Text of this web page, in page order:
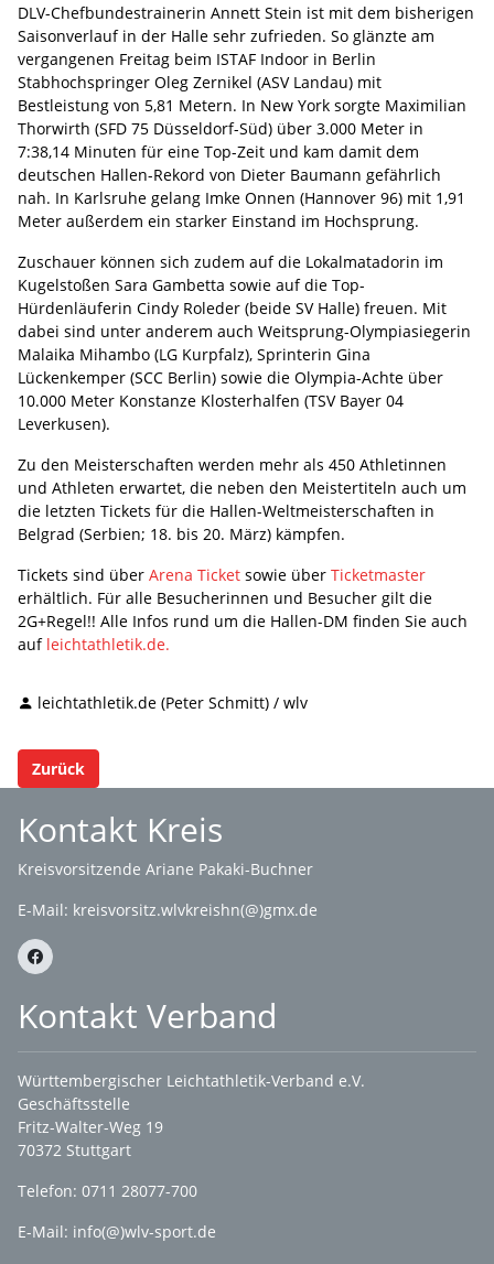
DLV-Chefbundestrainerin Annett Stein ist mit dem bisherigen
Saisonverlauf in der Halle sehr zufrieden. So glänzte am
vergangenen Freitag beim ISTAF Indoor in Berlin
Stabhochspringer Oleg Zernikel (ASV Landau) mit
Bestleistung von 5,81 Metern. In New York sorgte Maximilian
Thorwirth (SFD 75 Düsseldorf-Süd) über 3.000 Meter in
7:38,14 Minuten für eine Top-Zeit und kam damit dem
deutschen Hallen-Rekord von Dieter Baumann gefährlich
nah. In Karlsruhe gelang Imke Onnen (Hannover 96) mit 1,91
Meter außerdem ein starker Einstand im Hochsprung.
Zuschauer können sich zudem auf die Lokalmatadorin im
Kugelstoßen Sara Gambetta sowie auf die Top-
Hürdenläuferin Cindy Roleder (beide SV Halle) freuen. Mit
dabei sind unter anderem auch Weitsprung-Olympiasiegerin
Malaika Mihambo (LG Kurpfalz), Sprinterin Gina
Lückenkemper (SCC Berlin) sowie die Olympia-Achte über
10.000 Meter Konstanze Klosterhalfen (TSV Bayer 04
Leverkusen).
Zu den Meisterschaften werden mehr als 450 Athletinnen
und Athleten erwartet, die neben den Meistertiteln auch um
die letzten Tickets für die Hallen-Weltmeisterschaften in
Belgrad (Serbien; 18. bis 20. März) kämpfen.
Tickets sind über Arena Ticket sowie über Ticketmaster
erhältlich. Für alle Besucherinnen und Besucher gilt die
2G+Regel!! Alle Infos rund um die Hallen-DM finden Sie auch
auf leichtathletik.de.
leichtathletik.de (Peter Schmitt) / wlv
Zurück
Kontakt Kreis
Kreisvorsitzende Ariane Pakaki-Buchner
E-Mail: kreisvorsitz.wlvkreishn(@)gmx.de
Kontakt Verband
Württembergischer Leichtathletik-Verband e.V.
Geschäftsstelle
Fritz-Walter-Weg 19
70372 Stuttgart
Telefon: 0711 28077-700
E-Mail: info(@)wlv-sport.de